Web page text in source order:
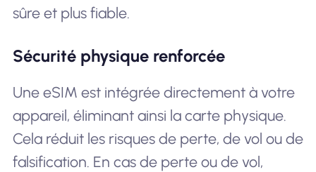
sûre et plus fiable.
Sécurité physique renforcée
Une eSIM est intégrée directement à votre
appareil, éliminant ainsi la carte physique.
Cela réduit les risques de perte, de vol ou de
falsification. En cas de perte ou de vol,